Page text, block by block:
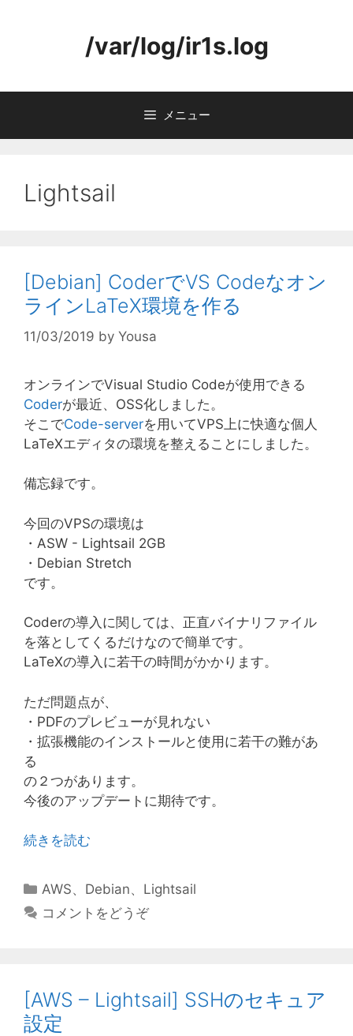
ツ
/var/log/ir1s.log
メニュー
Lightsail
[Debian] CoderでVS Codeなオン
ラインLaTeX環境を作る
11/03/2019 by Yousa
オンラインでVisual Studio Codeが使用できる
Coderが最近、OSS化しました。
そこでCode-serverを用いてVPS上に快適な個人
LaTeXエディタの環境を整えることにしました。
備忘録です。
今回のVPSの環境は
・ASW - Lightsail 2GB
・Debian Stretch
です。
Coderの導入に関しては、正直バイナリファイル
を落としてくるだけなので簡単です。
LaTeXの導入に若干の時間がかかります。
ただ問題点が、
・PDFのプレビューが見れない
・拡張機能のインストールと使用に若干の難があ
る
の２つがあります。
今後のアップデートに期待です。
続きを読む
カ
テ
AWS、 Debian、 Lightsail
コメントをどうぞ
[AWS – Lightsail] SSHのセキュア
設定